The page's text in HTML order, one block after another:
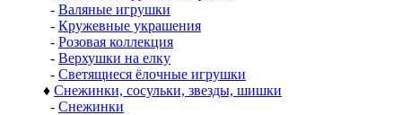
- Валяные игрушки
- Кружевные украшения
- Розовая коллекция
- Верхушки на елку
- Светящиеся ёлочные игрушки
♦ Снежинки, сосульки, звезды, шишки
- Снежинки